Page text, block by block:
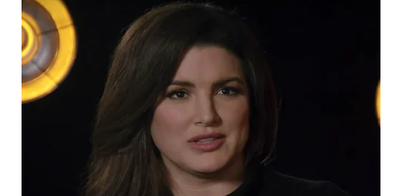
WN
BOROBUDUR